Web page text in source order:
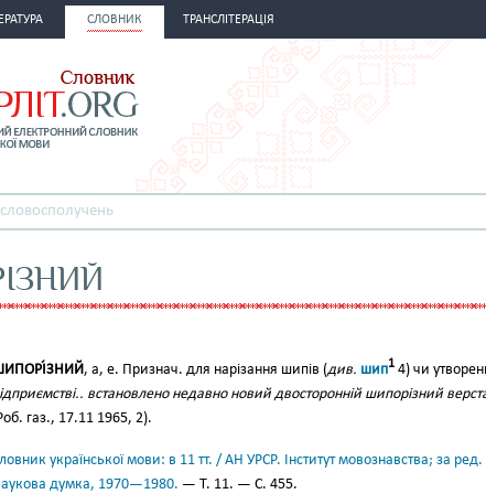
СЛОВНИК ТРАНСЛІТЕРАЦІЯ
, а, е. Признач. для нарізання шипів (див. шип1 4) чи
встановлено недавно новий двосторонній шипорізний
газ., 17.11 1965, 2).
української мови: в 11 тт. / АН УРСР. Інститут мовознавства; за
думка, 1970—1980. — Т. 11. — С. 455.